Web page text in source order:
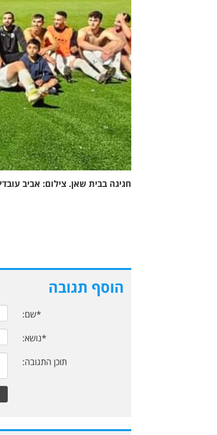
חגיגה בבית שאן. צילום: אביב
הוסף תגובה
*שם:
*נושא:
תוכן התגובה: